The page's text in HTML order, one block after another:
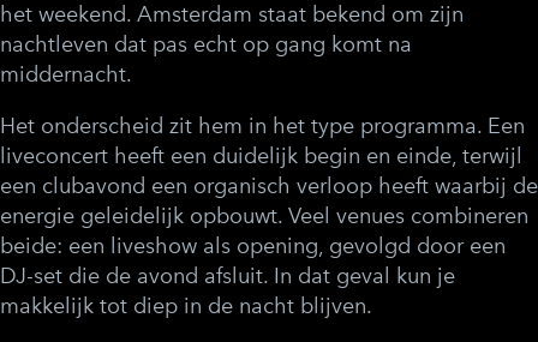
het weekend. Amsterdam staat bekend om zijn
nachtleven dat pas echt op gang komt na
middernacht.
Het onderscheid zit hem in het type programma. Een
liveconcert heeft een duidelijk begin en einde, terwijl
een clubavond een organisch verloop heeft waarbij de
energie geleidelijk opbouwt. Veel venues combineren
beide: een liveshow als opening, gevolgd door een
DJ-set die de avond afsluit. In dat geval kun je
makkelijk tot diep in de nacht blijven.